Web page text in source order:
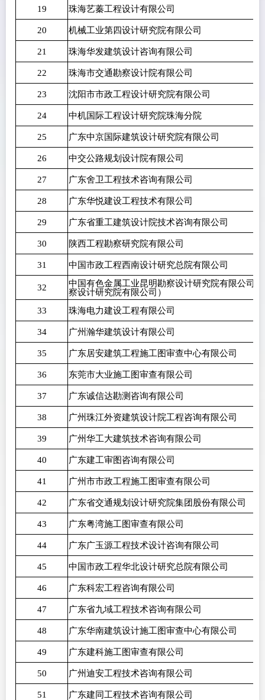
19 珠海艺蓁工程设计有限公司
20 机械工业第四设计研究院有限公司
21 珠海华发建筑设计咨询有限公司
22 珠海市交通勘察设计院有限公司
23 沈阳市市政工程设计研究院有限公司
24 中机国际工程设计研究院珠海分院
25 广东中京国际建筑设计研究院有限公司
26 中交公路规划设计院有限公司
27 广东舍卫工程技术咨询有限公司
28 广东华悦建设工程技术有限公司
29 广东省重工建筑设计院技术咨询有限公司
30 陕西工程勘察研究院有限公司
31 中国市政工程西南设计研究总院有限公司
32
中国有色金属工业昆明勘察设计研究院有限公司
察设计研究院有限公司）
33
珠海电力建设工程有限公司
34 广州瀚华建筑设计有限公司
35 广东居安建筑工程施工图审查中心有限公司
36 东莞市大业施工图审查有限公司
37 广东诚信达勘测咨询有限公司
38 广州珠江外资建筑设计院工程咨询有限公司
39 广州华工大建筑技术咨询有限公司
40 广东建工审图咨询有限公司
41 广州市市政工程施工图审查有限公司
42 广东省交通规划设计研究院集团股份有限公司
43 广东粤湾施工图审查有限公司
44 广东广玉源工程技术设计咨询有限公司
45 中国市政工程华北设计研究总院有限公司
46 广东科宏工程咨询有限公司
47 广东省九域工程技术咨询有限公司
48 广东华南建筑设计施工图审查中心有限公司
49 广东建科施工图审查有限公司
50 广州迪安工程技术咨询有限公司
51 广东建同工程技术咨询有限公司